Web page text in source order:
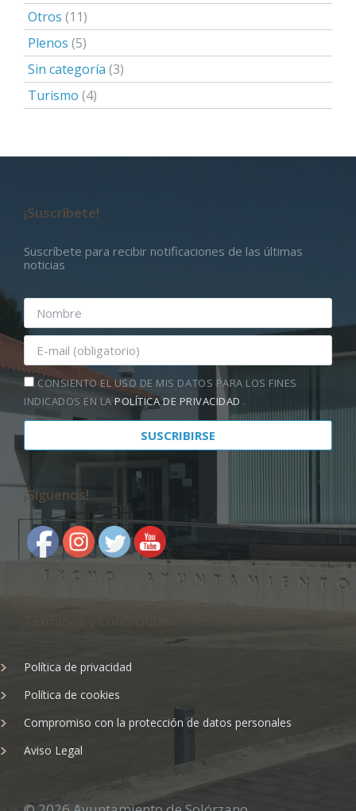
Otros (11)
Plenos (5)
Sin categoría (3)
Turismo (4)
¡Suscríbete!
Suscríbete para recibir notificaciones de las últimas
noticias
CONSIENTO EL USO DE MIS DATOS PARA LOS FINES
INDICADOS EN LAPOLÍTICA DE PRIVACIDAD .
¡Síguenos!
Política de privacidad
Política de cookies
Compromiso con la protección de datos personales
Aviso Legal